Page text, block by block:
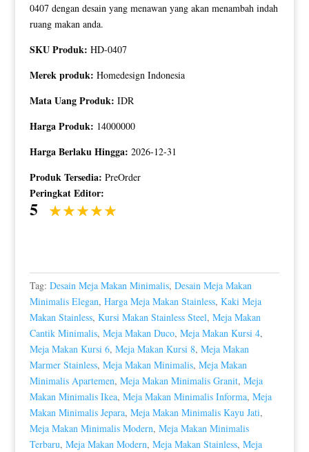
0407 dengan desain yang menawan yang akan menambah indah
ruang makan anda.
SKU Produk: HD-0407
Merek produk: Homedesign Indonesia
Mata Uang Produk: IDR
Harga Produk: 14000000
Harga Berlaku Hingga: 2026-12-31
Produk Tersedia: PreOrder
Peringkat Editor:
5
Tag: Desain Meja Makan Minimalis, Desain Meja Makan
Minimalis Elegan, Harga Meja Makan Stainless, Kaki Meja
Makan Stainless, Kursi Makan Stainless Steel, Meja Makan
Cantik Minimalis, Meja Makan Duco, Meja Makan Kursi 4,
Meja Makan Kursi 6, Meja Makan Kursi 8, Meja Makan
Marmer Stainless, Meja Makan Minimalis, Meja Makan
Minimalis Apartemen, Meja Makan Minimalis Granit, Meja
Makan Minimalis Ikea, Meja Makan Minimalis Informa, Meja
Makan Minimalis Jepara, Meja Makan Minimalis Kayu Jati,
Meja Makan Minimalis Modern, Meja Makan Minimalis
Terbaru, Meja Makan Modern, Meja Makan Stainless, Meja